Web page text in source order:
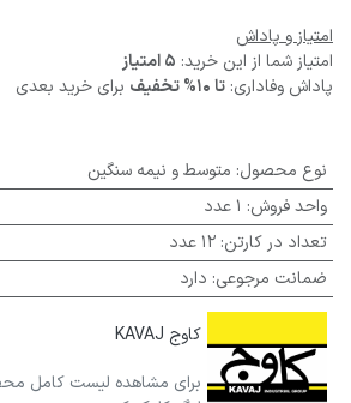
امتیاز و پاداش
امتیاز شما از این خرید: 5 امتیاز
پاداش وفاداری: تا 10% تخفیف برای خرید بعدی
نوع محصول: متوسط و نیمه سنگین
واحد فروش: 1 عدد
تعداد در کارتن: 12 عدد
ضمانت مرجوعی: دارد
کاوج KAVAJ
برای مشاهده لیست کامل